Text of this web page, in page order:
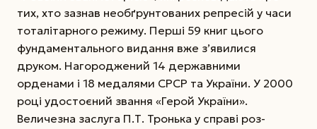
тих, хто зазнав необґрунтованих репресій у часи
тоталітарного режиму. Перші 59 книг цього
фундаментального видання вже з’явилися
друком. Нагороджений 14 державними
орденами і 18 медалями СРСР та України. У 2000
році удостоєний звання «Герой України».
Величезна заслуга П.Т. Тронька у справі роз­